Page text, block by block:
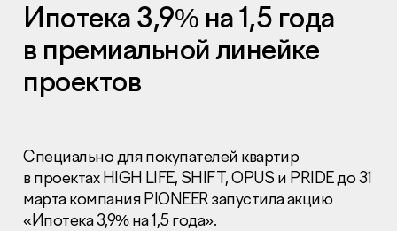
Ипотека 3,9% на 1,5 года
в премиальной линейке
проектов
Специально для покупателей квартир
в проектах HIGH LIFE, SHIFT, OPUS и PRIDE до 31
марта компания PIONEER запустила акцию
«Ипотека 3,9% на 1,5 года».